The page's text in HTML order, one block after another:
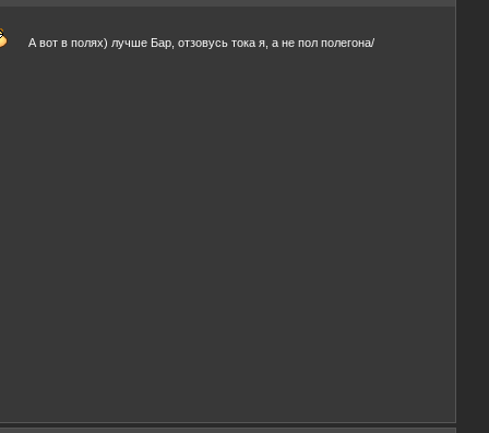
А вот в полях) лучше Бар, отзовусь тока я, а не пол полегона/